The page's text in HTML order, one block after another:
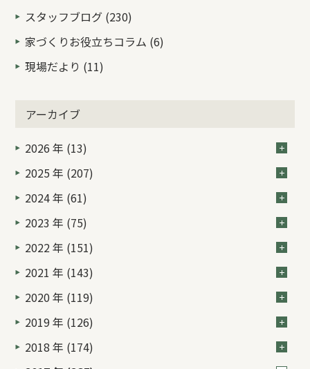
スタッフブログ (230)
家づくりお役立ちコラム (6)
現場だより (11)
アーカイブ
2026 年 (13)
2025 年 (207)
2024 年 (61)
2023 年 (75)
2022 年 (151)
2021 年 (143)
2020 年 (119)
2019 年 (126)
2018 年 (174)